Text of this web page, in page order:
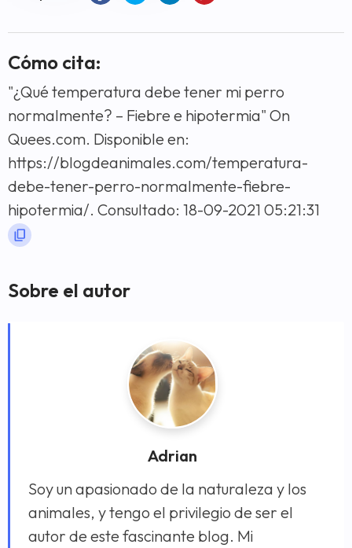
Cómo cita:
"¿Qué temperatura debe tener mi perro
normalmente? – Fiebre e hipotermia" On
Quees.com. Disponible en:
https://blogdeanimales.com/temperatura-
debe-tener-perro-normalmente-fiebre-
hipotermia/. Consultado: 18-09-2021 05:21:31
Sobre el autor
Adrian
Soy un apasionado de la naturaleza y los
animales, y tengo el privilegio de ser el
autor de este fascinante blog. Mi